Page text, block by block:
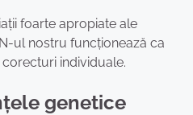
foarte apropiate ale
ul nostru funcționează ca
individuale.
genetice